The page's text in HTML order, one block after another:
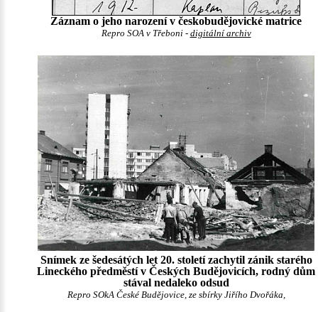
Záznam o jeho narození v českobudějovické matrice
Repro SOA v Třeboni - digitální archiv
Snímek ze šedesátých let 20. století zachytil zánik starého
Lineckého předměstí v Českých Budějovicích, rodný dům
stával nedaleko odsud
Repro SOkA České Budějovice, ze sbírky Jiřího Dvořáka,